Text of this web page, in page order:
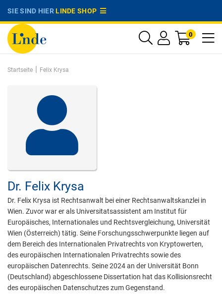
SIE SIND HIERLINDE SHOP
0
Startseite | Felix Krysa
Dr. Felix Krysa
Dr. Felix Krysa ist Rechtsanwalt bei einer Rechtsanwaltskanzlei in
Wien. Zuvor war er als Universitatsassistent am Institut für
Europäisches, Internationales und Rechtsvergleichung, Universität
Wien (Österreich) tätig. Seine Forschungsschwerpunkte liegen auf
dem Bereich des Internationalen Privatrechts von Kryptowerten,
des europäischen Internationalen Privatrechts sowie des
europäischen Datenrechts. Seine 2024 an der Universität Bonn
(Deutschland) abgeschlossene Dissertation hat das Kollisionsrecht
des europäischen Datenschutzes zum Gegenstand.